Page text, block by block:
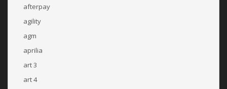
afterpay
agility
agm
aprilia
art 3
art 4